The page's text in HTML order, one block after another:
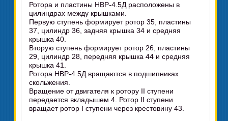
Ротора и пластины НВР-4.5Д расположены в
цилиндрах между крышками.
Первую ступень формирует ротор 35, пластины
37, цилиндр 36, задняя крышка 34 и средняя
крышка 40.
Вторую ступень формирует ротор 26, пластины
29, цилиндр 28, передняя крышка 44 и средняя
крышка 41.
Ротора НВР-4.5Д вращаются в подшипниках
скольжения.
Вращение от двигателя к ротору II ступени
передается вкладышем 4. Ротор II ступени
вращает ротор I ступени через крестовину 43.